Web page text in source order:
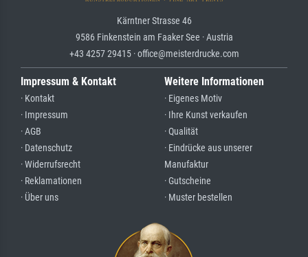
Kärntner Strasse 46
9586 Finkenstein am Faaker See · Austria
+43 4257 29415 · office@meisterdrucke.com
Impressum & Kontakt
· Kontakt
· Impressum
· AGB
· Datenschutz
· Widerrufsrecht
· Reklamationen
· Über uns
Weitere Informationen
· Eigenes Motiv
· Ihre Kunst verkaufen
· Qualität
· Eindrücke aus unserer
Manufaktur
· Gutscheine
· Muster bestellen